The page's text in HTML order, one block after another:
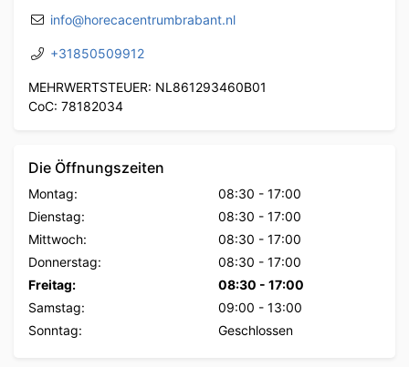
info@horecacentrumbrabant.nl
+31850509912
MEHRWERTSTEUER: NL861293460B01
CoC: 78182034
Die Öffnungszeiten
Montag: 08:30 - 17:00
Dienstag:
08:30 - 17:00
Mittwoch:
08:30 - 17:00
Donnerstag:
08:30 - 17:00
Freitag:
08:30 - 17:00
Samstag:
09:00 - 13:00
Sonntag:
Geschlossen